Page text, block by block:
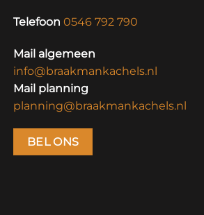
Telefoon 0546 792 790
Mail algemeen
info@braakmankachels.nl
Mail planning
planning@braakmankachels.nl
BEL ONS